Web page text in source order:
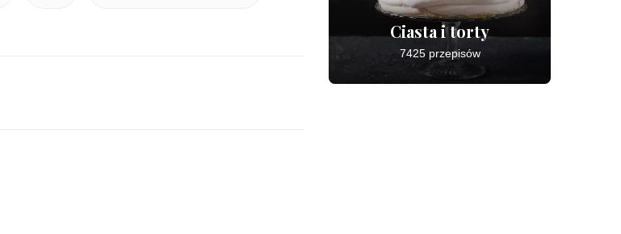
Ciasta i torty
7425 przepisów